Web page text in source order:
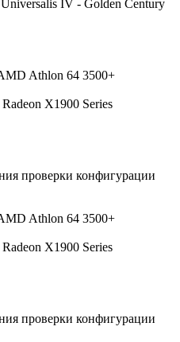
IV - Golden Century
Athlon 64 3500+
X1900 Series
проверки конфигурации
Athlon 64 3500+
X1900 Series
проверки конфигурации